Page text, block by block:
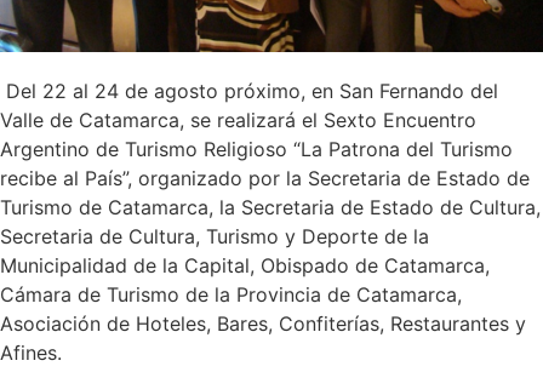
Del 22 al 24 de agosto próximo, en San Fernando del
Valle de Catamarca, se realizará el Sexto Encuentro
Argentino de Turismo Religioso “La Patrona del Turismo
recibe al País”, organizado por la Secretaria de Estado de
Turismo de Catamarca, la Secretaria de Estado de Cultura,
Secretaria de Cultura, Turismo y Deporte de la
Municipalidad de la Capital, Obispado de Catamarca,
Cámara de Turismo de la Provincia de Catamarca,
Asociación de Hoteles, Bares, Confiterías, Restaurantes y
Afines.